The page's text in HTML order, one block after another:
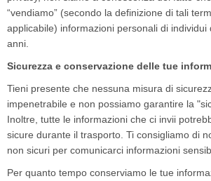
“vendiamo” (secondo la definizione di tali
applicabile) informazioni personali di individui
anni.
Sicurezza e conservazione delle tue
Tieni presente che nessuna misura di
impenetrabile e non possiamo garantire la
Inoltre, tutte le informazioni che ci invii
sicure durante il trasporto. Ti consigliamo di
non sicuri per comunicarci informazioni
Per quanto tempo conserviamo le tue